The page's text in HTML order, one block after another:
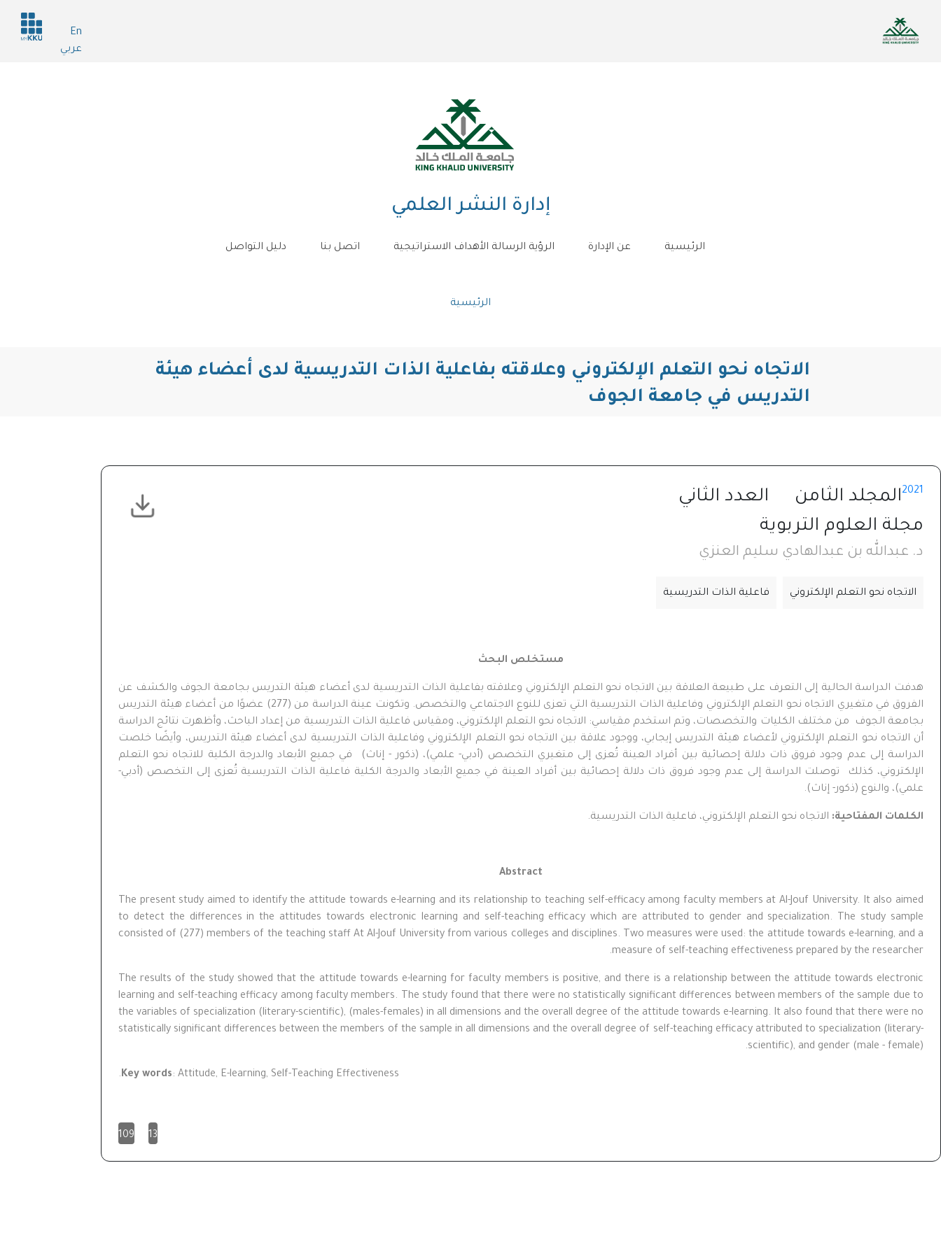
المحتوى
En
عربي
Header
services
إدارة النشر العلمي
الرئيسية عن الإدارة الرؤية الرسالة الأهداف الاستراتيجية اتصل بنا دليل التواصل
مسار
الرئيسية
الاتجاه نحو التعلم الإلكتروني وعلاقته بفاعلية الذات التدريسية لدى أعضاء هيئة
التدريس في جامعة الجوف
2021المجلد الثامن
العدد الثاني
مجلة العلوم التربوية
د. عبدالله بن عبدالهادي سليم العنزي
الاتجاه نحو التعلم الإلكتروني فاعلية الذات التدريسية
مستخلص البحث
هدفت الدراسة الحالية إلى التعرف على طبيعة العلاقة بين الاتجاه نحو التعلم الإلكتروني وعلاقته بفاعلية الذات التدريسية لدى أعضاء هيئة التدريس بجامعة الجوف والكشف عن
الفروق في متغيري الاتجاه نحو التعلم الإلكتروني وفاعلية الذات التدريسية التي تعزى للنوع الاجتماعي والتخصص. وتكونت عينة الدراسة من (277) عضوًا من أعضاء هيئة التدريس
بجامعة الجوف من مختلف الكليات والتخصصات، وتم استخدم مقياسي: الاتجاه نحو التعلم الإلكتروني، ومقياس فاعلية الذات التدريسية من إعداد الباحث، وأظهرت نتائج الدراسة
أن الاتجاه نحو التعلم الإلكتروني لأعضاء هيئة التدريس إيجابي، ووجود علاقة بين الاتجاه نحو التعلم الإلكتروني وفاعلية الذات التدريسية لدى أعضاء هيئة التدريس، وأيضًا خلصت
الدراسة إلى عدم وجود فروق ذات دلالة إحصائية بين أفراد العينة تُعزى إلى متغيري التخصص (أدبي-علمي)، (ذكور- إناث) في جميع الأبعاد والدرجة الكلية للاتجاه نحو التعلم
الإلكتروني، كذلك توصلت الدراسة إلى عدم وجود فروق ذات دلالة إحصائية بين أفراد العينة في جميع الأبعاد والدرجة الكلية فاعلية الذات التدريسية تُعزى إلى التخصص (أدبي-
علمي)، والنوع (ذكور- إناث).
الكلمات المفتاحية: الاتجاه نحو التعلم الإلكتروني، فاعلية الذات التدريسية.
Abstract
The present study aimed to identify the attitude towards e-learning and its relationship to teaching self-efficacy among faculty members at Al-Jouf University. It also aimed
to detect the differences in the attitudes towards electronic learning and self-teaching efficacy which are attributed to gender and specialization. The study sample
consisted of (277) members of the teaching staff At Al-Jouf University from various colleges and disciplines. Two measures were used: the attitude towards e-learning, and a
measure of self-teaching effectiveness prepared by the researcher.
The results of the study showed that the attitude towards e-learning for faculty members is positive, and there is a relationship between the attitude towards electronic
learning and self-teaching efficacy among faculty members. The study found that there were no statistically significant differences between members of the sample due to
the variables of specialization (literary-scientific), (males-females) in all dimensions and the overall degree of the attitude towards e-learning. It also found that there were no
statistically significant differences between the members of the sample in all dimensions and the overall degree of self-teaching efficacy attributed to specialization (literary-
scientific), and gender (male - female).
Key words: Attitude, E-learning, Self-Teaching Effectiveness.
13
109